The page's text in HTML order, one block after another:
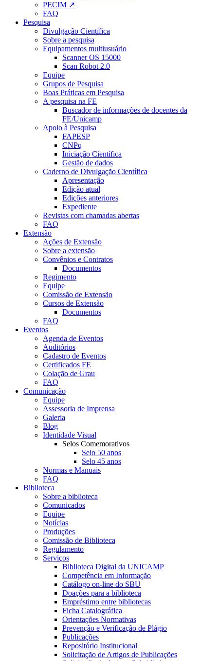
PECIM ↗
FAQ
Pesquisa
Divulgação Científica
Sobre a pesquisa
Equipamentos multiusuário
Scanner OS 15000
Scan Robot 2.0
Equipe
Grupos de Pesquisa
Boas Práticas em Pesquisa
A pesquisa na FE
Buscador de informações de docentes da
FE/Unicamp
Apoio à Pesquisa
FAPESP
CNPq
Iniciação Científica
Gestão de dados
Caderno de Divulgação Científica
Apresentação
Edição atual
Edições anteriores
Expediente
Revistas com chamadas abertas
FAQ
Extensão
Ações de Extensão
Sobre a extensão
Convênios e Contratos
Documentos
Regimento
Equipe
Comissão de Extensão
Cursos de Extensão
Documentos
FAQ
Eventos
Agenda de Eventos
Auditórios
Cadastro de Eventos
Certificados FE
Colação de Grau
FAQ
Comunicação
Equipe
Assessoria de Imprensa
Galeria
Blog
Identidade Visual
Selos Comemorativos
Selo 50 anos
Selo 45 anos
Normas e Manuais
FAQ
Biblioteca
Sobre a biblioteca
Comunicados
Equipe
Notícias
Produções
Comissão de Biblioteca
Regulamento
Serviços
Biblioteca Digital da UNICAMP
Competência em Informação
Catálogo on-line do SBU
Doações para a biblioteca
Empréstimo entre bibliotecas
Ficha Catalográfica
Orientações Normativas
Prevenção e Verificação de Plágio
Publicações
Repositório Institucional
Solicitação de Artigos de Publicações